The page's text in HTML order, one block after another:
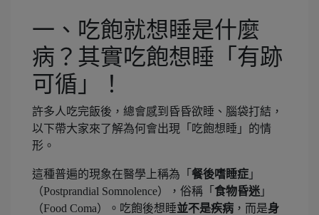
一、吃飽就想睡是什麼
病？其實吃飽想睡「有跡
可循」！
許多人吃完飯後，總會感到昏昏欲睡、腦袋打結，
以下帶大家來了解為何會出現「吃飽想睡」的情
形。
這種普遍的現象在醫學上稱為「 餐後嗜睡症 」
（Postprandial Somnolence），俗稱「 食物昏迷 」
（Food Coma）。吃飽後想睡並不是疾病 ，而是身